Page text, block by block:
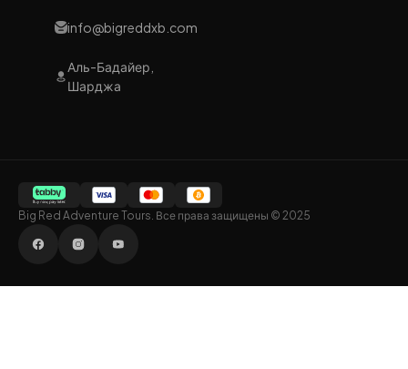
info@bigreddxb.com
Аль-Бадайер,
Шарджа
Big Red Adventure Tours. Все права защищены © 2025